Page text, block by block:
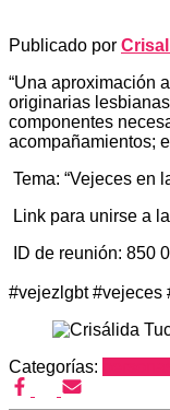
Publicado por
“Una aproximación
originarias
componentes
acompañamientos;
Tema: “Vejeces en
Link para unirse a
ID de reunión: 850
#vejezlgbt #vejeces
Categorías: